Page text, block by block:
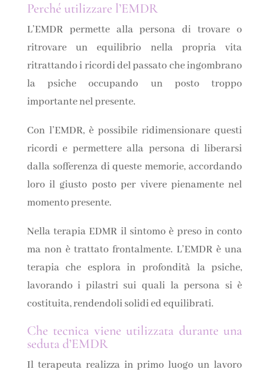
Perché utilizzare l’EMDR
L’EMDR permette alla persona di trovare o
ritrovare un equilibrio nella propria vita
ritrattando i ricordi del passato che ingombrano
la psiche occupando un posto troppo
importante nel presente.
Con l’EMDR, è possibile ridimensionare questi
ricordi e permettere alla persona di liberarsi
dalla sofferenza di queste memorie, accordando
loro il giusto posto per vivere pienamente nel
momento presente.
Nella terapia EDMR il sintomo è preso in conto
ma non è trattato frontalmente. L’EMDR è una
terapia che esplora in profondità la psiche,
lavorando i pilastri sui quali la persona si è
costituita, rendendoli solidi ed equilibrati.
Che tecnica viene utilizzata durante una
seduta d’EMDR
Il terapeuta realizza in primo luogo un lavoro